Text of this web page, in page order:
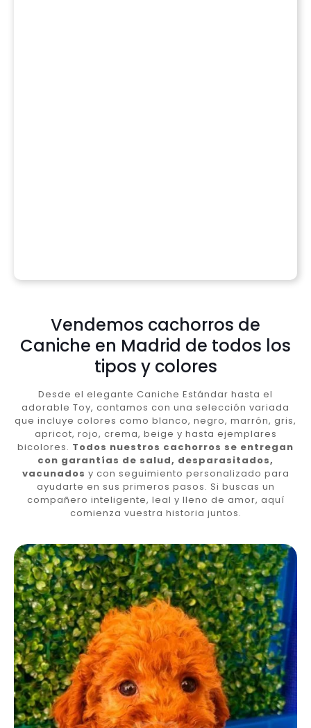
Vendemos cachorros de
Caniche en Madrid de todos los
tipos y colores
Desde el elegante Caniche Estándar hasta el
adorable Toy, contamos con una selección variada
que incluye colores como blanco, negro, marrón, gris,
apricot, rojo, crema, beige y hasta ejemplares
bicolores. Todos nuestros cachorros se entregan
con garantías de salud, desparasitados,
vacunados y con seguimiento personalizado para
ayudarte en sus primeros pasos. Si buscas un
compañero inteligente, leal y lleno de amor, aquí
comienza vuestra historia juntos.